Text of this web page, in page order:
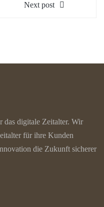
Next post
das digitale Zeitalter. Wir
für ihre Kunden
die Zukunft sicherer